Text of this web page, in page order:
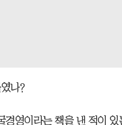
나?
경영이라는 책을 낸 적이 있